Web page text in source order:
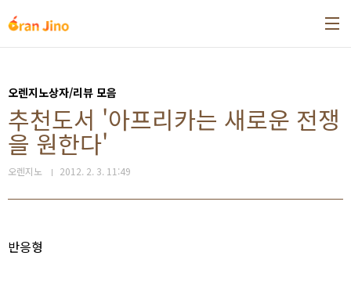
오렌지노상자/리뷰 모음
추천도서 '아프리카는 새로운 전쟁
을 원한다'
오렌지노 2012. 2. 3. 11:49
반응형